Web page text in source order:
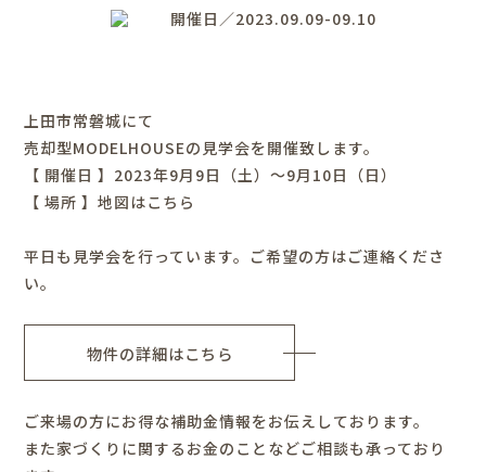
開催日／2023.09.09-09.10
上田市常磐城にて
売却型MODELHOUSEの見学会を開催致します。
【 開催日 】2023年9月9日（土）～9月10日（日）
【 場所 】地図はこちら
平日も見学会を行っています。ご希望の方はご連絡くださ
い。
物件の詳細はこちら
ご来場の方にお得な補助金情報をお伝えしております。
また家づくりに関するお金のことなどご相談も承っており